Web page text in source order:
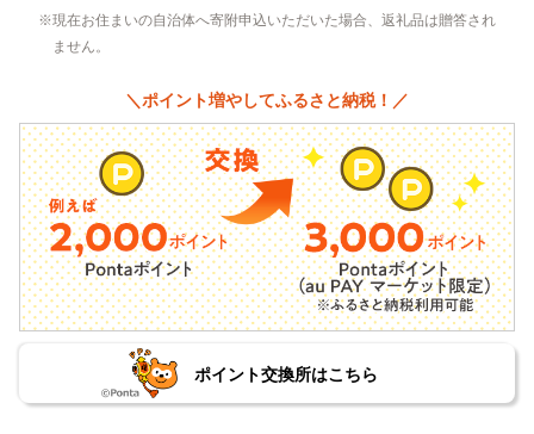
現在お住まいの自治体へ寄附申込いただいた場合、返礼品は贈答され
ません。
＼ポイント増やしてふるさと納税！／
ポイント交換所はこちら